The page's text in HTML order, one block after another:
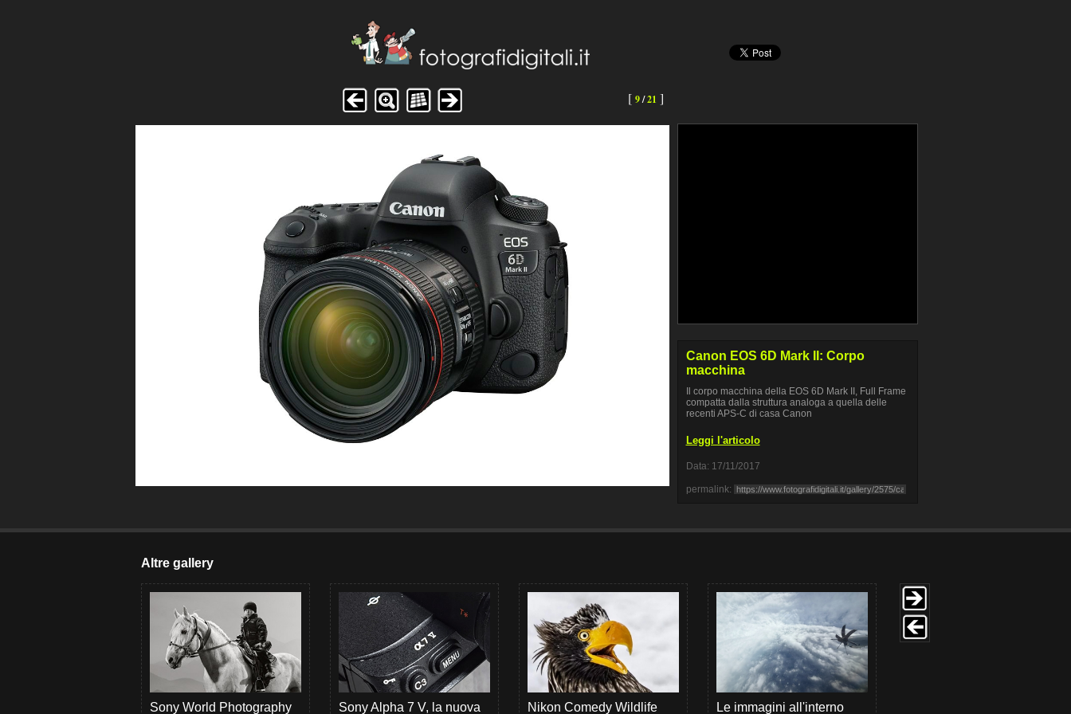
[ 9/21 ]
Canon EOS 6D Mark II: Corpo
macchina
Il corpo macchina della EOS 6D Mark II, Full Frame
compatta dalla struttura analoga a quella delle
recenti APS-C di casa Canon
Leggi l'articolo
Data: 17/11/2017
permalink:
Altre gallery
Sony World Photography Sony Alpha 7 V, la nuova Nikon Comedy Wildlife Le immagini all'interno